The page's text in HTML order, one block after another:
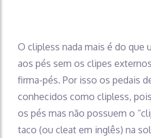
O clipless nada mais é do que
aos pés sem os clipes
firma-pés. Por isso os pedais
conhecidos como clipless,
os pés mas não possuem o
taco (ou cleat em inglês) na